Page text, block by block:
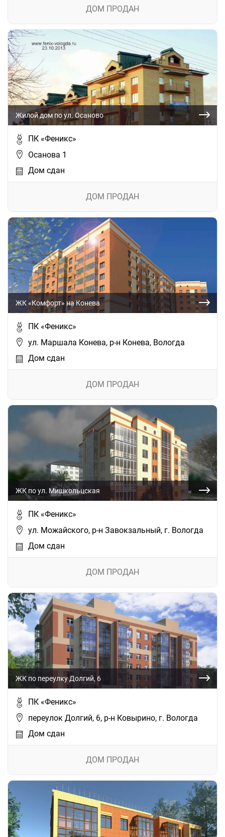
ДОМ ПРОДАН
Жилой дом по ул. Осаново
ПК «Феникс»
Осанова 1
Дом сдан
ДОМ ПРОДАН
ЖК «Комфорт» на Конева
ПК «Феникс»
ул. Маршала Конева, р-н Конева, Вологда
Дом сдан
ДОМ ПРОДАН
ЖК по ул. Мишкольцская
ПК «Феникс»
ул. Можайского, р-н Завокзальный, г. Вологда
Дом сдан
ДОМ ПРОДАН
ЖК по переулку Долгий, 6
ПК «Феникс»
переулок Долгий, 6, р-н Ковырино, г. Вологда
Дом сдан
ДОМ ПРОДАН